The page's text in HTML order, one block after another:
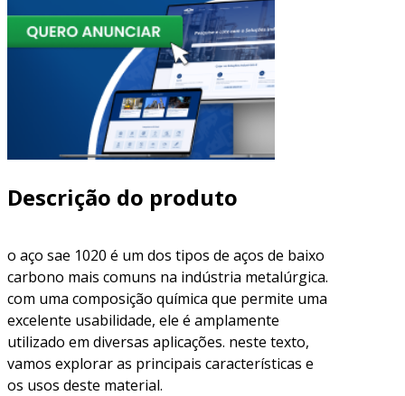
Descrição do produto
o aço sae 1020 é um dos tipos de aços de baixo
carbono mais comuns na indústria metalúrgica.
com uma composição química que permite uma
excelente usabilidade, ele é amplamente
utilizado em diversas aplicações. neste texto,
vamos explorar as principais características e
os usos deste material.